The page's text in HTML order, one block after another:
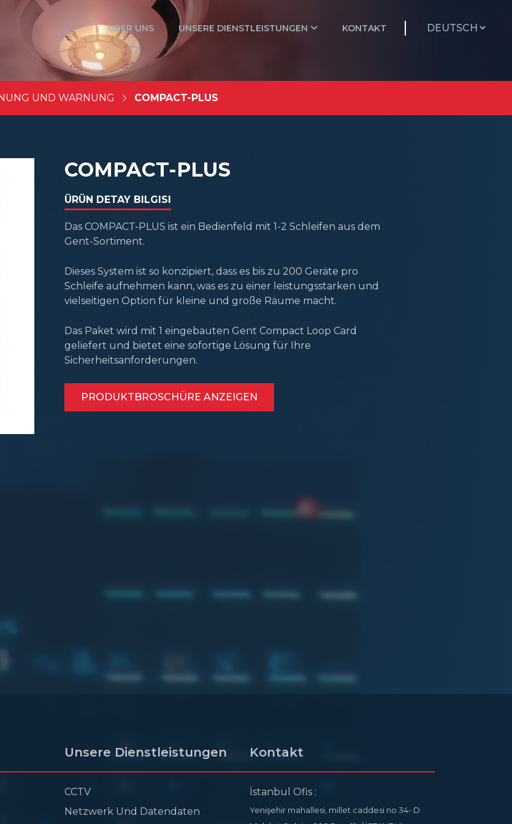
ÜBER UNS UNSERE DIENSTLEISTUNGEN KONTAKT
UND WARNUNG COMPACT-PLUS
COMPACT-PLUS
ÜRÜN DETAY BILGISI
Das COMPACT-PLUS ist ein Bedienfeld mit 1-2 Schleifen aus dem
Gent-Sortiment.
Dieses System ist so konzipiert, dass es bis zu 200 Geräte pro
Schleife aufnehmen kann, was es zu einer leistungsstarken und
vielseitigen Option für kleine und große Räume macht.
Das Paket wird mit 1 eingebauten Gent Compact Loop Card
geliefert und bietet eine sofortige Lösung für Ihre
Sicherheitsanforderungen.
PRODUKTBROSCHÜRE ANZEIGEN
Unsere Dienstleistungen
CCTV
Netzwerk Und Datendaten
Kontakt
İstanbul Ofis :
Yenişehir mahallesi, millet caddesi no 34- D